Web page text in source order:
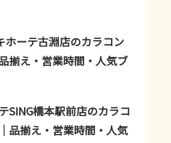
ホーテ古淵店のカラコン
揃え・営業時間・人気ブ
SING橋本駅前店のカラコ
品揃え・営業時間・人気